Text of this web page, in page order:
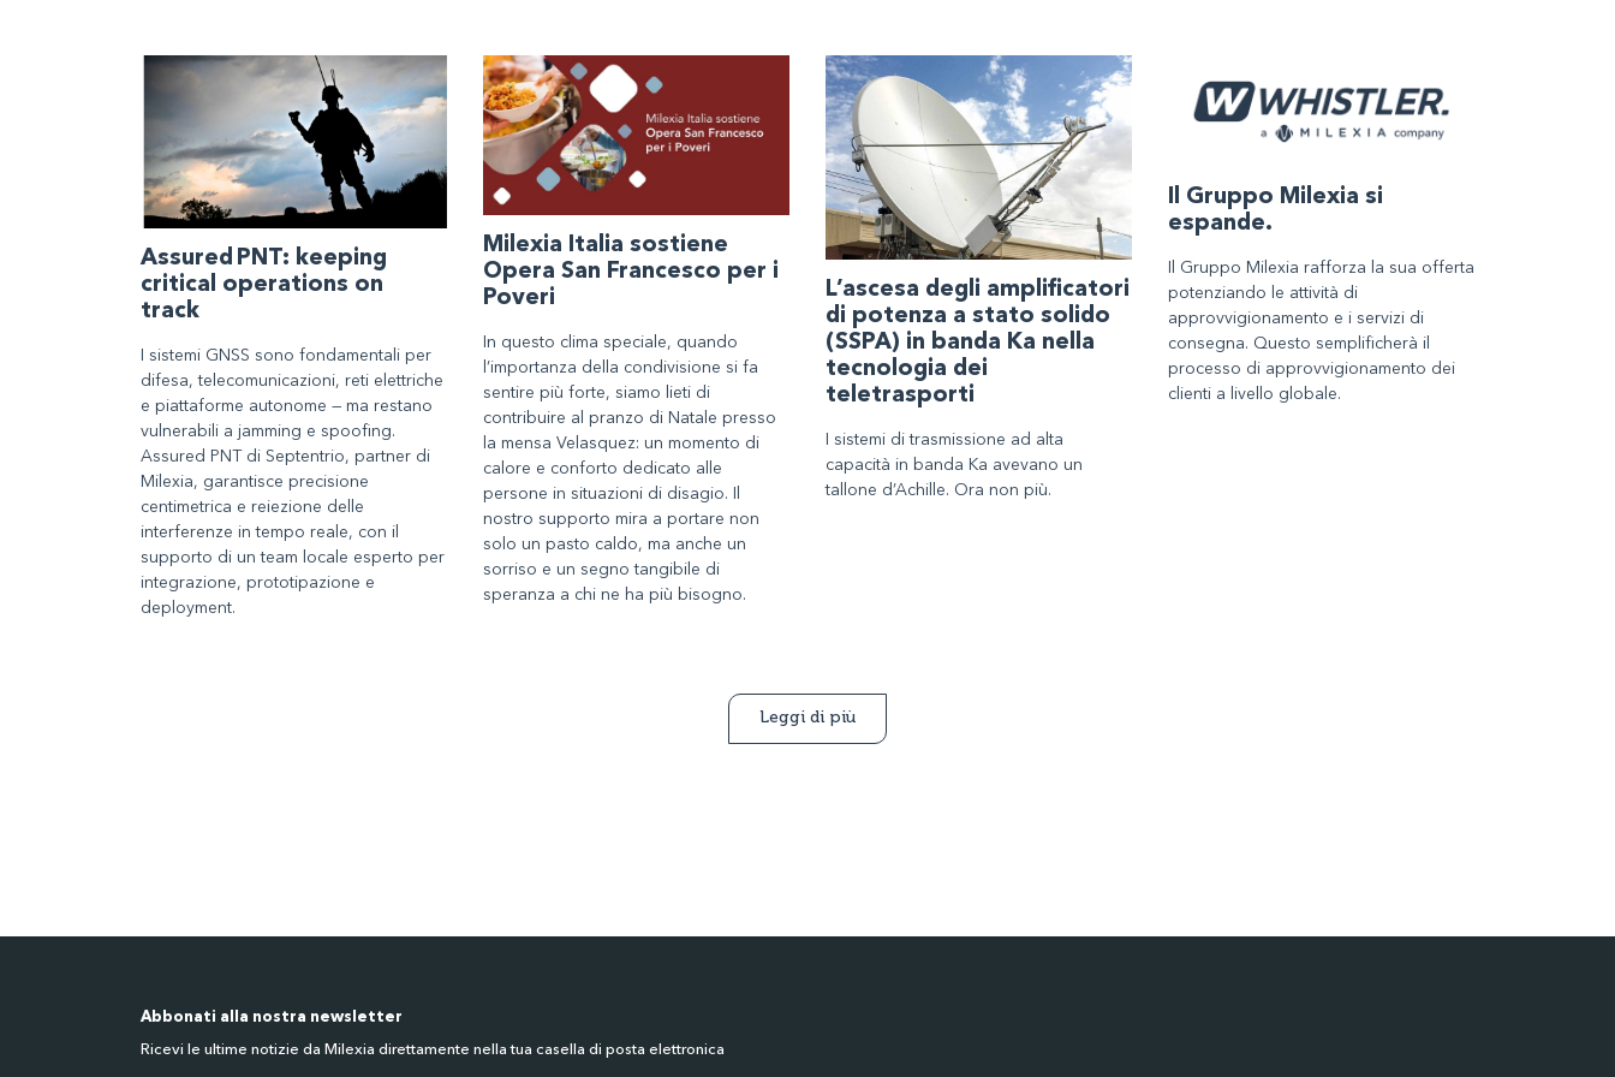
Assured PNT: keeping
critical operations on
track
I sistemi GNSS sono fondamentali per
difesa, telecomunicazioni, reti elettriche
e piattaforme autonome — ma restano
vulnerabili a jamming e spoofing.
Assured PNT di Septentrio, partner di
Milexia, garantisce precisione
centimetrica e reiezione delle
interferenze in tempo reale, con il
supporto di un team locale esperto per
integrazione, prototipazione e
deployment.
Milexia Italia sostiene
Opera San Francesco per i
Poveri
In questo clima speciale, quando
l’importanza della condivisione si fa
sentire più forte, siamo lieti di
contribuire al pranzo di Natale presso
la mensa Velasquez: un momento di
calore e conforto dedicato alle
persone in situazioni di disagio. Il
nostro supporto mira a portare non
solo un pasto caldo, ma anche un
sorriso e un segno tangibile di
speranza a chi ne ha più bisogno.
L’ascesa degli amplificatori
di potenza a stato solido
(SSPA) in banda Ka nella
tecnologia dei
teletrasporti
I sistemi di trasmissione ad alta
capacità in banda Ka avevano un
tallone d’Achille. Ora non più.
Il Gruppo Milexia si
espande.
Il Gruppo Milexia rafforza la sua offerta
potenziando le attività di
approvvigionamento e i servizi di
consegna. Questo semplificherà il
processo di approvvigionamento dei
clienti a livello globale.
Leggi di più
Abbonati alla nostra newsletter
Ricevi le ultime notizie da Milexia direttamente nella tua casella di posta elettronica